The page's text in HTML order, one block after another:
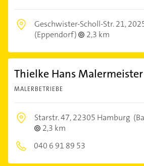
Geschwister-Scholl-Str. 21,
(Eppendorf)
2,3 km
Thielke Hans Malermeister
MALERBETRIEBE
Starstr. 47,22305 Hamburg
2,3 km
040 6 91 89 53